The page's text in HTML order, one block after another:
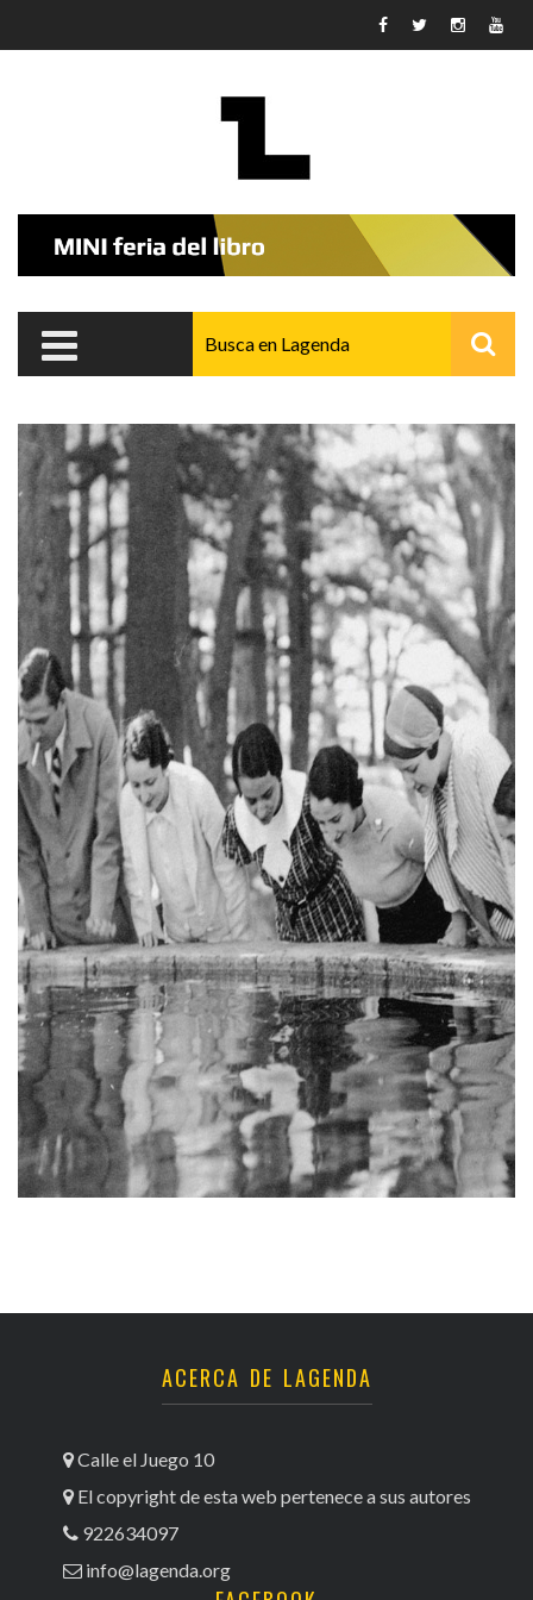
ACERCA DE LAGENDA
Calle el Juego 10
El copyright de esta web pertenece a sus autores
922634097
info@lagenda.org